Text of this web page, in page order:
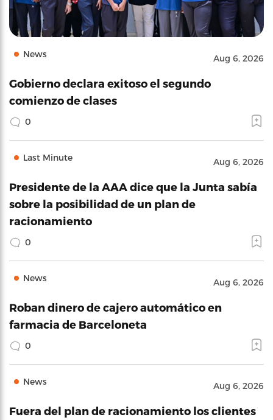
News Aug 6, 2026
Gobierno declara exitoso el segundo
comienzo de clases
0
Last Minute Aug 6, 2026
Presidente de la AAA dice que la Junta sabía
sobre la posibilidad de un plan de
racionamiento
0
News Aug 6, 2026
Roban dinero de cajero automático en
farmacia de Barceloneta
0
News Aug 6, 2026
Fuera del plan de racionamiento los clientes